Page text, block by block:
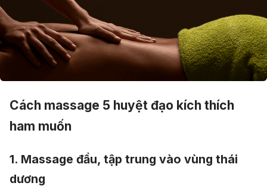
Cách massage 5 huyệt đạo kích thích
ham muốn
1. Massage đầu, tập trung vào vùng thái
dương